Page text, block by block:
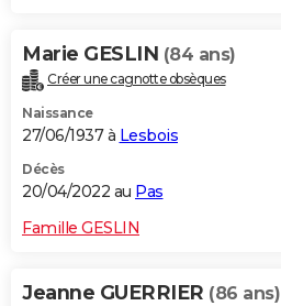
Marie GESLIN (84 ans)
Créer une cagnotte obsèques
Naissance
27/06/1937 à Lesbois
Décès
20/04/2022 au Pas
Famille GESLIN
Jeanne GUERRIER (86 ans)